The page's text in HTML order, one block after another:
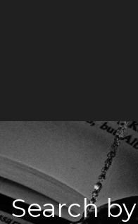
Search